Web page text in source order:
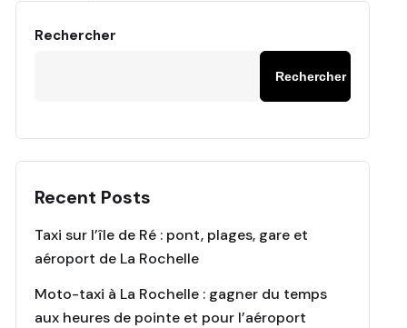
Rechercher
Rechercher
Recent Posts
Taxi sur l’île de Ré : pont, plages, gare et
aéroport de La Rochelle
Moto-taxi à La Rochelle : gagner du temps
aux heures de pointe et pour l’aéroport